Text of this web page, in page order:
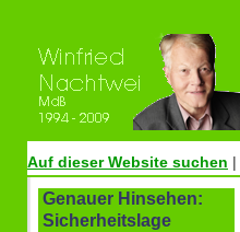
Auf dieser Website suchen |
Genauer Hinsehen:
Sicherheitslage